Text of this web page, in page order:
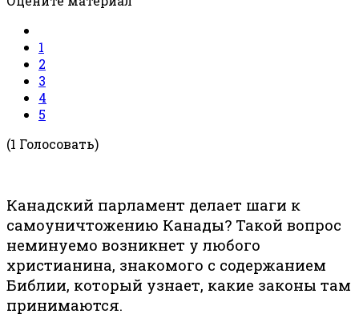
1
2
3
4
5
(1 Голосовать)
Канадский парламент делает шаги к
самоуничтожению Канады? Такой вопрос
неминуемо возникнет у любого
христианина, знакомого с содержанием
Библии, который узнает, какие законы там
принимаются.